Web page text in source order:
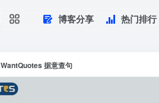
博客分享 热门排行
WantQuotes 据意查句